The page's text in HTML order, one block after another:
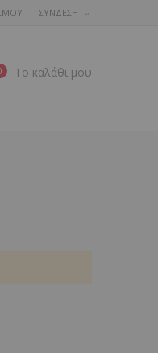
ΣΥΝΔΕΣΗ
Το καλάθι μου